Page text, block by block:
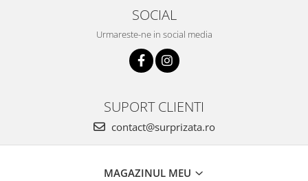
SOCIAL
Urmareste-ne in social media
SUPORT CLIENTI
contact@surprizata.ro
MAGAZINUL MEU